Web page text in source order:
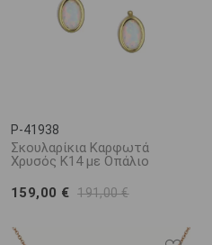
P-41938
Σκουλαρίκια Καρφωτά
Χρυσός Κ14 με Οπάλιο
159,00 € 191,00 €